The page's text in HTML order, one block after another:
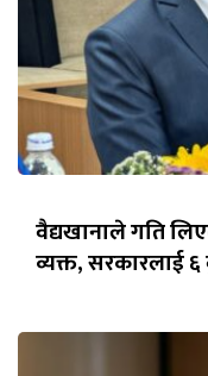
वैद्यखानाले गति
व्यक्त, सरकारलाई